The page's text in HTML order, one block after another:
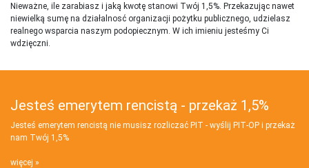
Nieważne, ile zarabiasz i jaką kwotę stanowi Twój 1,5%. Przekazując nawet
niewielką sumę na działalnosć organizacji pożytku publicznego, udzielasz
realnego wsparcia naszym podopiecznym. W ich imieniu jesteśmy Ci
wdzięczni.
Jesteś emerytem rencistą - przekaż 1,5%
Jesteś emerytem rencistą nie musisz rozliczać PIT - wyślij PIT‑OP i przekaż
nam Twój 1,5%
więcej